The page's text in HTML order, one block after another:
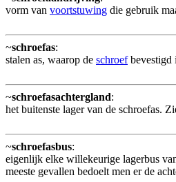
vorm van voortstuwing die gebruik
~schroefas:
stalen as, waarop de schroefbevestigd
~schroefasachtergland:
het buitenste lager van de schroefas.
~schroefasbus:
eigenlijk elke willekeurige lagerbus
meeste gevallen bedoelt men er de